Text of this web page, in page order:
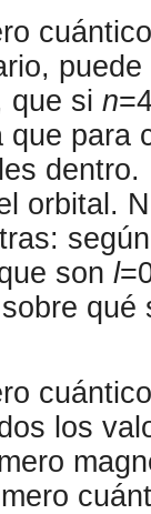
que si n
que para
orbital.
son l
cuántico
los